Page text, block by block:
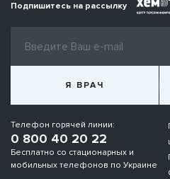
Подпишитесь на рассылку
Я ВРАЧ
Телефон горячей линии:
0 800 40 20 22
Бесплатно со стационарных и
мобильных телефонов по Украине